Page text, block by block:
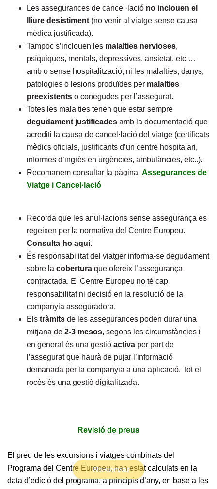
Reservar
Les assegurances de cancel·lació no inclouen el
lliure desistiment (no venir al viatge sense causa
mèdica justificada).
Tampoc s’inclouen les malalties nervioses,
psíquiques, mentals, depressives, ansietat, etc …
amb o sense hospitalització, ni les malalties, danys,
patologies o lesions produïdes per malalties
preexistents o conegudes per l’assegurat.
Totes les malalties tenen que estar sempre
degudament justificades amb la documentació que
acrediti la causa de cancel·lació del viatge (certificats
mèdics oficials, justificants d’un centre hospitalari,
informes d’ingrès en urgències, ambulàncies, etc..).
Recomanem consultar la pàgina: Assegurances de
Viatge i Cancel·lació
Recorda que les anul·lacions sense assegurança es
regeixen per la normativa del Centre Europeu.
Consulta-ho aquí.
És responsabilitat del viatger informa-se degudament
sobre la cobertura que ofereix l’assegurança
contractada. El Centre Europeu no té cap
responsabilitat ni decisió en la resolució de la
companyia asseguradora.
Els tràmits de les assegurances poden durar una
mitjana de 2-3 mesos, segons les circumstàncies i
en general és una gestió activa per part de
l’assegurat que haurà de pujar l’informació
demanada per la companyia a una aplicació. Tot el
rocès és una gestió digitalitzada.
Revisió de preus
El preu de les excursions i viatges combinats del
Programa del Centre Europeu, han estat calculats en la
data d’edició del programa, a principis d’any, en base a les